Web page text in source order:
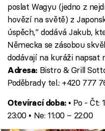
poslat Wagyu (jedno z
hovězí na světě) z
úspěch,” dodává Jakub,
Německa se zásobou
dodávají na kuráži napsat
Adresa: Bistro & Grill
Poděbrady tel.: +420 777
Otevírací doba:• Po - Čt:
23:00 • Ne: 11:00 – 22:00